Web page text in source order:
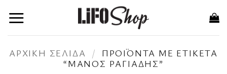
στο
ΑΡΧΙΚΉ ΣΕΛΊΔΑ /
ΠΡΟΪΌΝΤΑ ΜΕ ΕΤΙΚΈΤΑ
“ΜΆΝΟΣ ΡΑΓΙΆΔΗΣ”